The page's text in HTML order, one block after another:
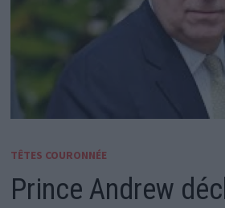
TÊTES COURONNÉE
Prince Andrew